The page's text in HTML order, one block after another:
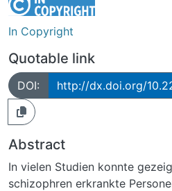
In Copyright
Quotable link
DOI: http://dx.doi.org/
Abstract
In vielen Studien konnte
schizophren erkrankte